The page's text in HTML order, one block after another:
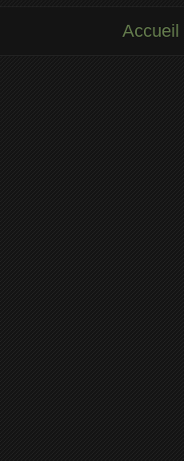
Accueil